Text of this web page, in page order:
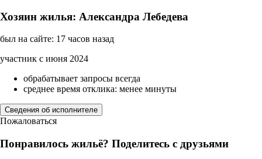
Хозяин жилья: Александра Лебедева
был на сайте: 17 часов назад
участник с июня 2024
обрабатывает запросы всегда
среднее время отклика: менее минуты
Сведения об исполнителе
Пожаловаться
Понравилось жильё? Поделитесь с друзьями